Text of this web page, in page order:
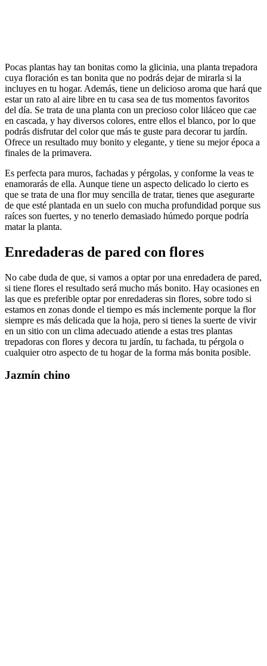
Pocas plantas hay tan bonitas como la glicinia, una planta trepadora
cuya floración es tan bonita que no podrás dejar de mirarla si la
incluyes en tu hogar. Además, tiene un delicioso aroma que hará que
estar un rato al aire libre en tu casa sea de tus momentos favoritos
del día. Se trata de una planta con un precioso color liláceo que cae
en cascada, y hay diversos colores, entre ellos el blanco, por lo que
podrás disfrutar del color que más te guste para decorar tu jardín.
Ofrece un resultado muy bonito y elegante, y tiene su mejor época a
finales de la primavera.
Es perfecta para muros, fachadas y pérgolas, y conforme la veas te
enamorarás de ella. Aunque tiene un aspecto delicado lo cierto es
que se trata de una flor muy sencilla de tratar, tienes que asegurarte
de que esté plantada en un suelo con mucha profundidad porque sus
raíces son fuertes, y no tenerlo demasiado húmedo porque podría
matar la planta.
Enredaderas de pared con flores
No cabe duda de que, si vamos a optar por una enredadera de pared,
si tiene flores el resultado será mucho más bonito. Hay ocasiones en
las que es preferible optar por enredaderas sin flores, sobre todo si
estamos en zonas donde el tiempo es más inclemente porque la flor
siempre es más delicada que la hoja, pero si tienes la suerte de vivir
en un sitio con un clima adecuado atiende a estas tres plantas
trepadoras con flores y decora tu jardín, tu fachada, tu pérgola o
cualquier otro aspecto de tu hogar de la forma más bonita posible.
Jazmín chino